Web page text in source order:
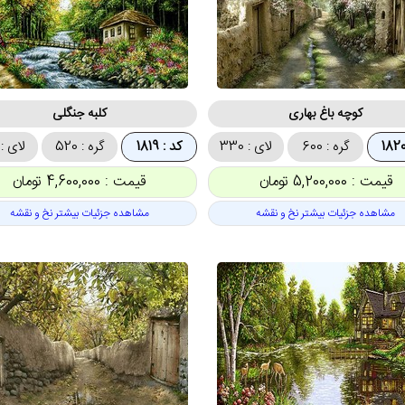
کوچه باغ بهاری
گره : 600 لای : 330
قیمت : 5,200,000 تومان
مشاهده جزئیات بیشتر نخ و نقشه
کلبه جنگلی
کد : 1819 گره : 520 لای :
قیمت : 4,600,000 تومان
مشاهده جزئیات بیشتر نخ و نقشه